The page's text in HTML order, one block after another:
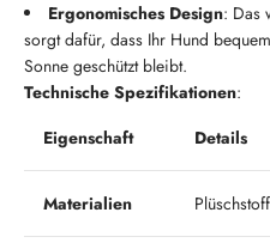
Ergonomisches Design: Das
sorgt dafür, dass Ihr Hund
Sonne geschützt bleibt.
Technische Spezifikationen:
Eigenschaft
Details
Materialien